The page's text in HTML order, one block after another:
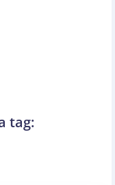
tag: